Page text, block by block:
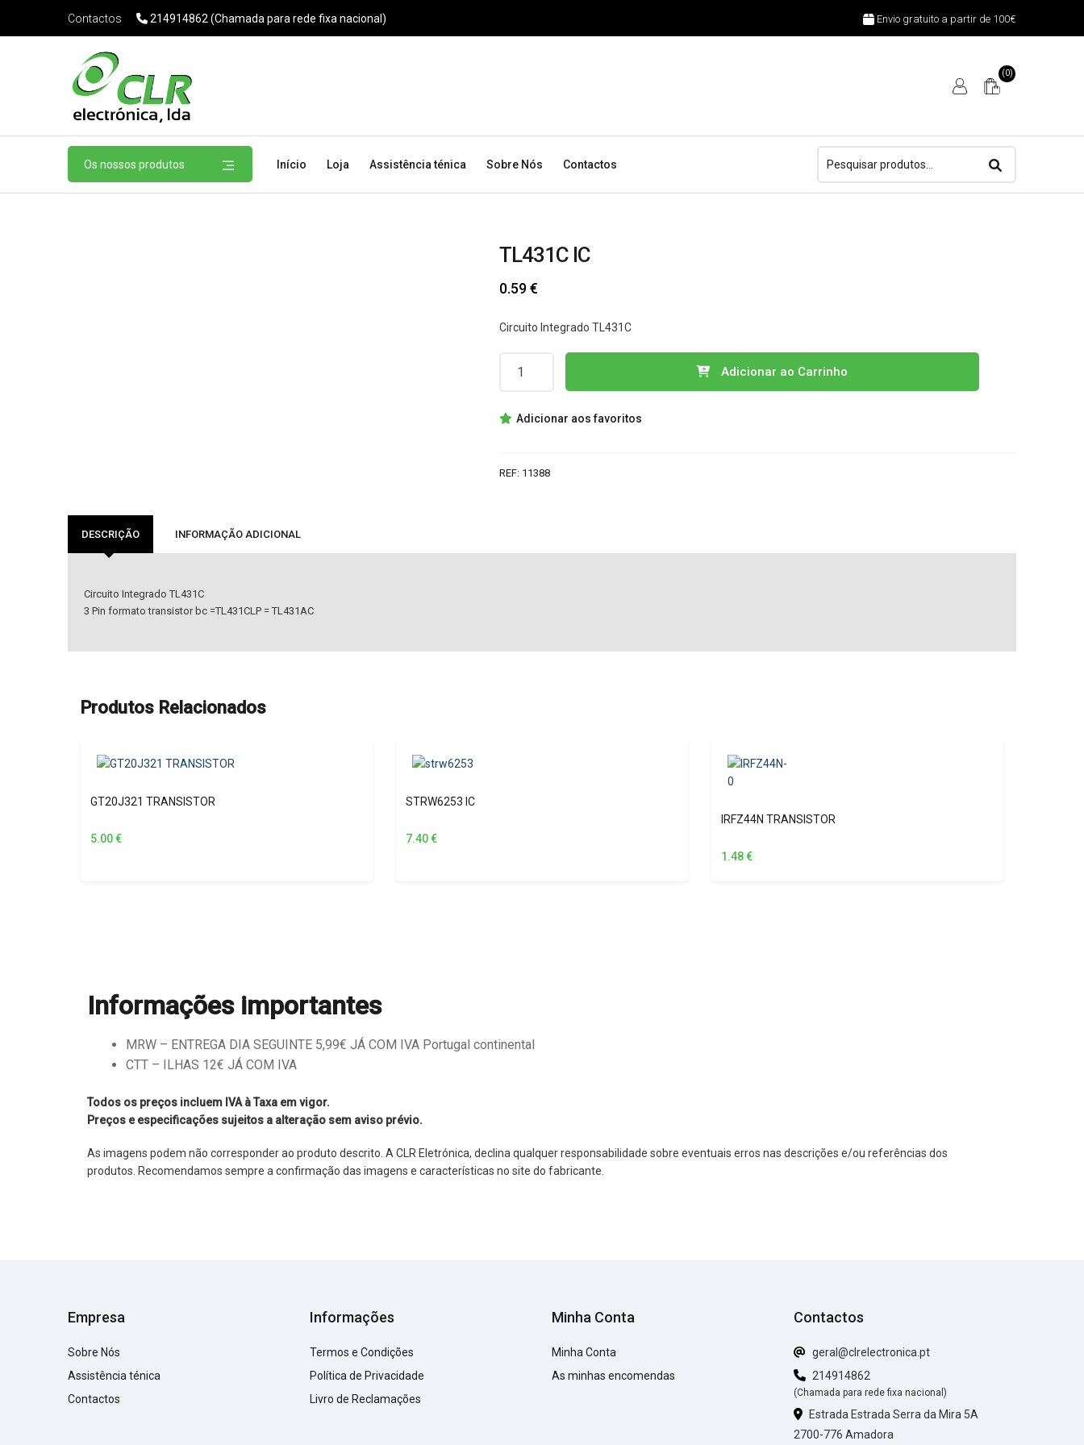
Contactos 214914862 (Chamada para rede fixa nacional) Envio gratuito a partir de 100€
(0)
Os nossos produtos Início Loja Assistência ténica Sobre Nós Contactos
TL431C IC
0.59€
Circuito Integrado TL431C
IC
Adicionar ao Carrinho
Adicionar aos favoritos
REF: 11388
DESCRIÇÃO INFORMAÇÃO ADICIONAL
Circuito Integrado TL431C
3 Pin formato transistor bc =TL431CLP = TL431AC
Produtos Relacionados
GT20J321 TRANSISTOR
5.00€
STRW6253 IC
7.40€
IRFZ44N TRANSISTOR
1.48€
Informações importantes
MRW – ENTREGA DIA SEGUINTE 5,99€ JÁ COM IVA Portugal continental
CTT – ILHAS 12€ JÁ COM IVA
Todos os preços incluem IVA à Taxa em vigor.
Preços e especificações sujeitos a alteração sem aviso prévio.
As imagens podem não corresponder ao produto descrito. A CLR Eletrónica, declina qualquer responsabilidade sobre eventuais erros nas descrições e/ou referências dos
produtos. Recomendamos sempre a confirmação das imagens e características no site do fabricante.
Empresa
Sobre Nós
Assistência ténica
Contactos
Informações
Termos e Condições
Política de Privacidade
Livro de Reclamações
Minha Conta
Minha Conta
As minhas encomendas
Contactos
geral@clrelectronica.pt
214914862
(Chamada para rede fixa nacional)
Estrada Estrada Serra da Mira 5A
2700-776 Amadora